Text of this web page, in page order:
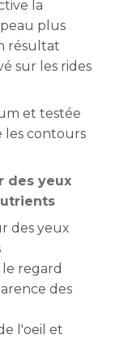
la
plus
résultat
sur les rides
et testée
contours
des yeux
des yeux
regard
des
l'oeil et